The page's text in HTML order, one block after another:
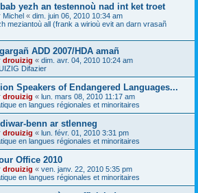
yezh an testennoù nad int ket troet
Michel « dim. juin 06, 2010 10:34 am
meziantoù all (frank a wirioù evit an darn vrasañ
ADD 2007/HDA amañ
drouizig « dim. avr. 04, 2010 10:24 am
Difazier
Speakers of Endangered Languages...
drouizig « lun. mars 08, 2010 11:17 am
en langues régionales et minoritaires
benn ar stlenneg
drouizig « lun. févr. 01, 2010 3:31 pm
en langues régionales et minoritaires
Office 2010
drouizig « ven. janv. 22, 2010 5:35 pm
en langues régionales et minoritaires